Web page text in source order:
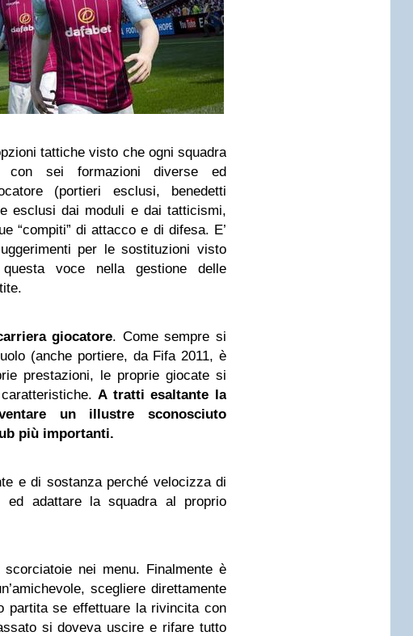
tattiche visto che ogni squadra
con sei formazioni diverse ed
(portieri esclusi, benedetti
esclusi dai moduli e dai tatticismi,
“compiti” di attacco e di difesa. E’
per le sostituzioni visto
voce nella gestione delle
giocatore. Come sempre si
(anche portiere, da Fifa 2011, è
prestazioni, le proprie giocate si
A tratti esaltante la
un illustre sconosciuto
più importanti.
e di sostanza perché velocizza di
ed adattare la squadra al proprio
nei menu. Finalmente è
scegliere direttamente
partita se effettuare la rivincita con
si doveva uscire e rifare tutto